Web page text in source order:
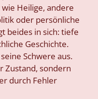
Heilige, andere
oder persönliche
beides in sich: tiefe
Geschichte.
Schwere aus.
Zustand, sondern
durch Fehler